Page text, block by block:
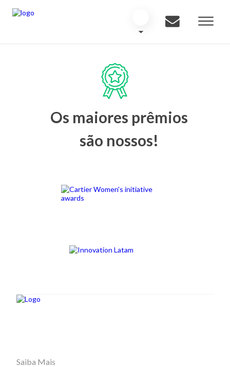
Os maiores prêmios
são nossos!
Saiba Mais